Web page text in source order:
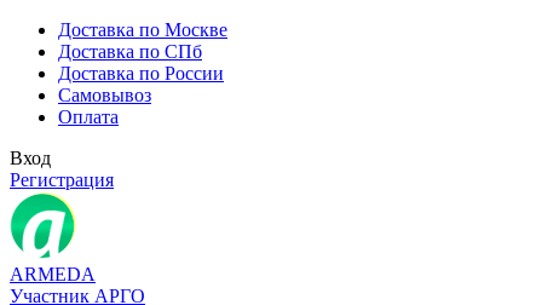
Доставка по Москве
Доставка по СПб
Доставка по России
Самовывоз
Оплата
Вход
Регистрация
ARMEDA
Участник АРГО